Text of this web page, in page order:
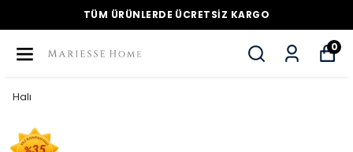
TÜM ÜRÜNLERDE ÜCRETSİZ KARGO
0
Halı